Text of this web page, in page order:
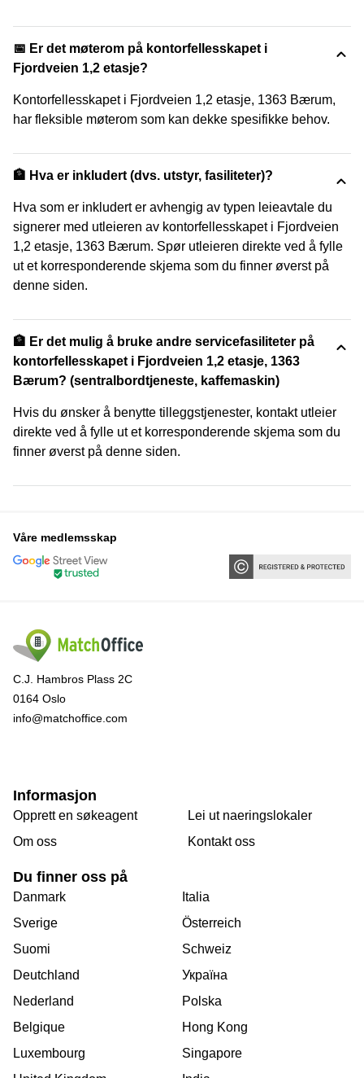
📅 Er det møterom på kontorfellesskapet i
Fjordveien 1,2 etasje?
Kontorfellesskapet i Fjordveien 1,2 etasje, 1363 Bærum,
har fleksible møterom som kan dekke spesifikke behov.
🏦 Hva er inkludert (dvs. utstyr, fasiliteter)?
Hva som er inkludert er avhengig av typen leieavtale du
signerer med utleieren av kontorfellesskapet i Fjordveien
1,2 etasje, 1363 Bærum. Spør utleieren direkte ved å fylle
ut et korresponderende skjema som du finner øverst på
denne siden.
🏦 Er det mulig å bruke andre servicefasiliteter på
kontorfellesskapet i Fjordveien 1,2 etasje, 1363
Bærum? (sentralbordtjeneste, kaffemaskin)
Hvis du ønsker å benytte tilleggstjenester, kontakt utleier
direkte ved å fylle ut et korresponderende skjema som du
finner øverst på denne siden.
Våre medlemsskap
C.J. Hambros Plass 2C
0164 Oslo
info@matchoffice.com
Informasjon
Opprett en søkeagent
Om oss
Lei ut naeringslokaler
Kontakt oss
Du finner oss på
Danmark
Sverige
Suomi
Deutchland
Nederland
Belgique
Luxembourg
Italia
Österreich
Schweiz
Україна
Polska
Hong Kong
Singapore